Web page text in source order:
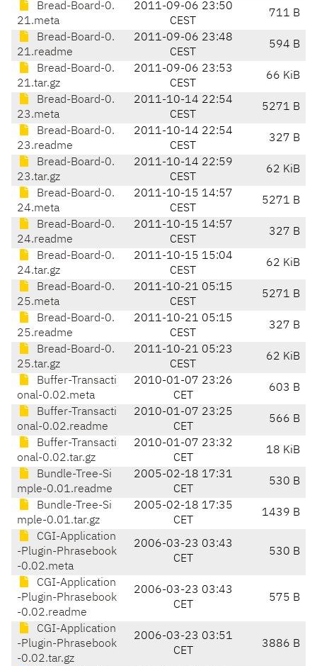
Bread-Board-0.
21.meta
2011-09-06 23:50
CEST
711 B
Bread-Board-0.
21.readme
2011-09-06 23:48
CEST
594 B
Bread-Board-0.
21.tar.gz
2011-09-06 23:53
CEST
66 KiB
Bread-Board-0.
23.meta
2011-10-14 22:54
CEST
5271 B
Bread-Board-0.
23.readme
2011-10-14 22:54
CEST
327 B
Bread-Board-0.
23.tar.gz
2011-10-14 22:59
CEST
62 KiB
Bread-Board-0.
24.meta
2011-10-15 14:57
CEST
5271 B
Bread-Board-0.
24.readme
2011-10-15 14:57
CEST
327 B
Bread-Board-0.
24.tar.gz
2011-10-15 15:04
CEST
62 KiB
Bread-Board-0.
25.meta
2011-10-21 05:15
CEST
5271 B
Bread-Board-0.
25.readme
2011-10-21 05:15
CEST
327 B
Bread-Board-0.
25.tar.gz
2011-10-21 05:23
CEST
62 KiB
Buffer-Transacti
onal-0.02.meta
2010-01-07 23:26
CET
603 B
Buffer-Transacti
onal-0.02.readme
2010-01-07 23:25
CET
566 B
Buffer-Transacti
onal-0.02.tar.gz
2010-01-07 23:32
CET
18 KiB
Bundle-Tree-Si
mple-0.01.readme
2005-02-18 17:31
CET
530 B
Bundle-Tree-Si
mple-0.01.tar.gz
2005-02-18 17:35
CET
1439 B
CGI-Application
-Plugin-Phrasebook
-0.02.meta
2006-03-23 03:43
CET
530 B
CGI-Application
-Plugin-Phrasebook
-0.02.readme
2006-03-23 03:43
CET
575 B
CGI-Application
-Plugin-Phrasebook
-0.02.tar.gz
2006-03-23 03:51
CET
3886 B